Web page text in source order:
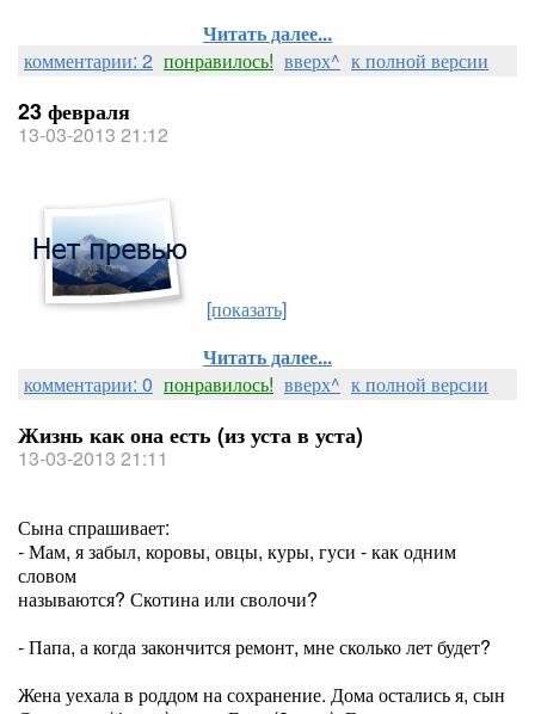
Читать далее...
комментарии: 2 понравилось! вверх^ к полной версии
23 февраля
13-03-2013 21:12
[показать]
Читать далее...
комментарии: 0 понравилось! вверх^ к полной версии
Жизнь как она есть (из уста в уста)
13-03-2013 21:11
Сына спрашивает:
- Мам, я забыл, коровы, овцы, куры, гуси - как одним
словом
называются? Скотина или сволочи?
- Папа, а когда закончится ремонт, мне сколько лет будет?
Жена уехала в роддом на сохранение. Дома остались я, сын